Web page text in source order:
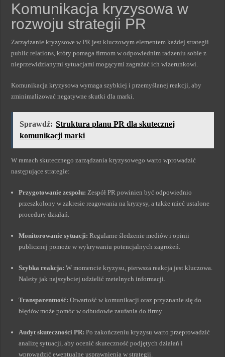
Komunikacja kryzysowa w
rozwoju strategii PR
Zarządzanie kryzysowe w PR jest kluczowym elementem każdej strategii
public relations, który pomaga firmom w odpowiednim radzeniu sobie z
nieprzewidzianymi sytuacjami mogącymi zagrażać ich wizerunkowi.
Komunikacja kryzysowa wymaga szybkiej i przemyślanej reakcji, aby
zminimalizować negatywne skutki dla marki.
Sprawdź: Struktura planu PR dla skutecznej
komunikacji marki
W ramach skutecznego zarządzania kryzysowego warto wprowadzić
następujące strategie:
Przygotowanie zespołu: Zespół PR powinien być odpowiednio
przeszkolony w zakresie reagowania na kryzysy, a także mieć ustalone
procedury działań.
Monitorowanie sytuacji: Regularne śledzenie mediów i opinii
publicznej pomoże w wykrywaniu potencjalnych zagrożeń.
Szybka reakcja: W momencie kryzysu, pierwsza reakcja jest kluczowa.
Należy jak najszybciej udzielić rzetelnych informacji.
Transparentność: Otwartość w komunikacji oraz przyznanie się do
błędów może pomóc w odbudowie zaufania do firmy.
Audyt skuteczności PR: Po zakończeniu kryzysu warto przeprowadzić
analizę sytuacji, aby ocenić skuteczność podjętych działań i
wprowadzić ewentualne usprawnienia w strategii.